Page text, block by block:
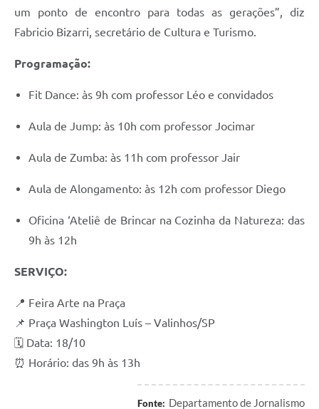
um ponto de encontro para todas as gerações”, diz
Fabricio Bizarri, secretário de Cultura e Turismo.
Programação:
Fit Dance: às 9h com professor Léo e convidados
Aula de Jump: às 10h com professor Jocimar
Aula de Zumba: às 11h com professor Jair
Aula de Alongamento: às 12h com professor Diego
Oficina ‘Ateliê de Brincar na Cozinha da Natureza: das
9h às 12h
SERVIÇO:
📍 Feira Arte na Praça
📌 Praça Washington Luís – Valinhos/SP
🗓 Data: 18/10
⏰ Horário: das 9h às 13h
Fonte: Departamento de Jornalismo